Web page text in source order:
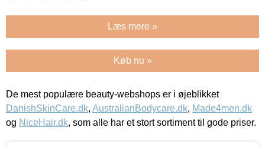
Læs mere »
Køb nu »
De mest populære beauty-webshops er i øjeblikket
DanishSkinCare.dk, AustralianBodycare.dk, Made4men.dk
og NiceHair.dk, som alle har et stort sortiment til gode priser.